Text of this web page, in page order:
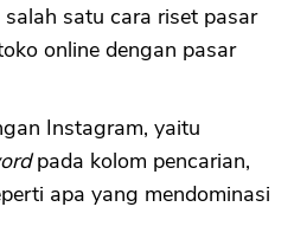
satu cara riset pasar
online dengan pasar
Instagram, yaitu
pada kolom pencarian,
apa yang mendominasi